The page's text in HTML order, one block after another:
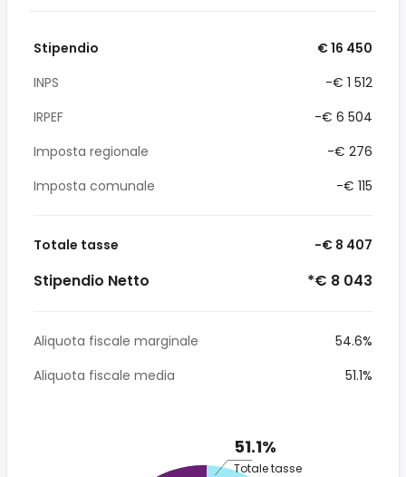
Stipendio
€ 16 450
INPS
-€ 1 512
IRPEF
-€ 6 504
Imposta regionale
-€ 276
Imposta comunale
-€ 115
Totale tasse -€ 8 407
Stipendio Netto *€ 8 043
Aliquota fiscale marginale
54.6%
Aliquota fiscale media
51.1%
51.1%
Totale tasse